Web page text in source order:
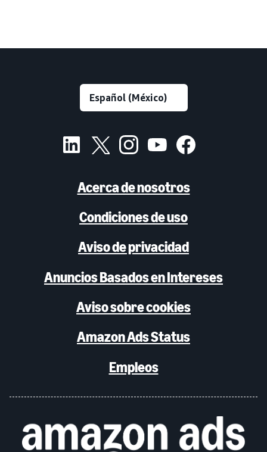
Acerca de nosotros
Condiciones de uso
Aviso de privacidad
Anuncios Basados en Intereses
Aviso sobre cookies
Amazon Ads Status
Empleos